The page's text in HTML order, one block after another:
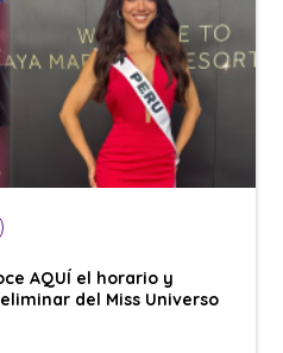
AQUÍ el horario y
del Miss Universo